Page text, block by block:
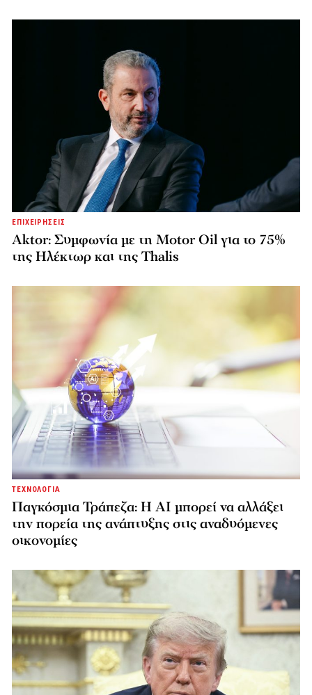
ΕΠΙΧΕΙΡΗΣΕΙΣ
Aktor: Συμφωνία με τη Motor Oil για το 75%
της Ηλέκτωρ και της Thalis
ΤΕΧΝΟΛΟΓΙΑ
Παγκόσμια Τράπεζα: Η AI μπορεί να αλλάξει
την πορεία της ανάπτυξης στις αναδυόμενες
οικονομίες